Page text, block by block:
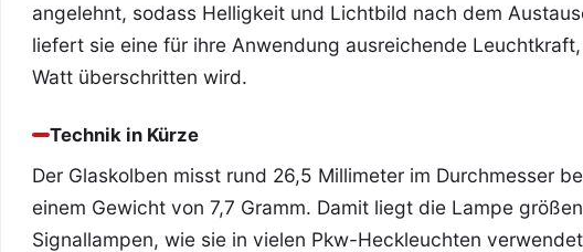
angelehnt, sodass Helligkeit und Lichtbild nach dem
liefert sie eine für ihre Anwendung ausreichende
Watt überschritten wird.
Technik in Kürze
Der Glaskolben misst rund 26,5 Millimeter im Durchmesser
einem Gewicht von 7,7 Gramm. Damit liegt die Lampe
Signallampen, wie sie in vielen Pkw-Heckleuchten